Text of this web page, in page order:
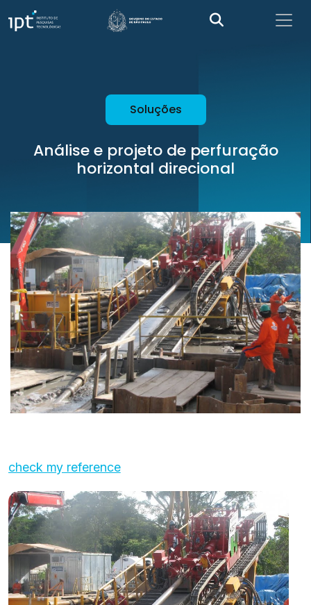
Soluções
Análise e projeto de perfuração
horizontal direcional
check my reference